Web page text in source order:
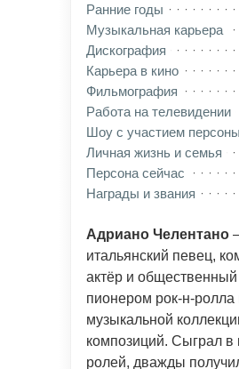
Ранние годы
Музыкальная карьера
Дискография
Карьера в кино
Фильмография
Работа на телевидении
Шоу с участием персоны
Личная жизнь и семья
Персона сейчас
Награды и звания
Адриано Челентано
итальянский певец,
актёр и
пионером рок-н-ролла
музыкальной
композиций. Сыграл
ролей, дважды